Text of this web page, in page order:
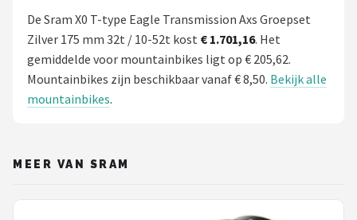
De Sram X0 T-type Eagle Transmission Axs Groepset
Zilver 175 mm 32t / 10-52t kost € 1.701,16. Het
gemiddelde voor mountainbikes ligt op € 205,62.
Mountainbikes zijn beschikbaar vanaf € 8,50. Bekijk alle
mountainbikes.
MEER VAN SRAM